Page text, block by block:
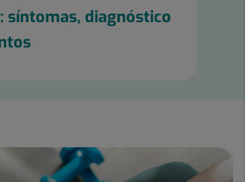
síntomas, diagnóstico